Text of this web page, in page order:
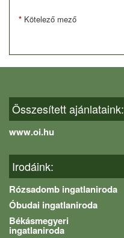
* Kötelező mező
Összesített ajánlataink:
www.oi.hu
Irodáink:
Rózsadomb ingatlaniroda
Óbudai ingatlaniroda
Békásmegyeri
ingatlaniroda